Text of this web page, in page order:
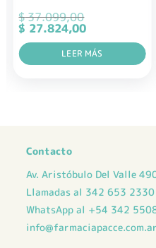
$37.099,00
El
precio
original
era:
$ 37.099,00.
$ 27.824,00El
precio
actual
es:
$ 27.824,00.
LEER MÁS
Contacto
Av. Aristóbulo Del Valle
Llamadas al 342 653 2330
WhatsApp al +54 342
info@farmaciapacce.com.ar